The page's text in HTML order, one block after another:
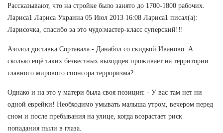
Рассказывают, что на стройке было занято до 1700-1800 рабочих.
Лариса1 Лариса Украина 05 Июл 2013 16:08 Лариса1 писал(а):
Ларисочка, спасибо за это чудо:мастер-класс суперский!!!
Азолол доставка Сортавала - Данабол со скидкой Иваново. А
сколько ещё таких безвестных выходцев проживает на территории
главного мирового спонсора терроризма?
Однако и на это у матери была своя позиция: - У вас там нет ни
одной еврейки! Необходимо умывать малыша утром, вечером перед
сном и после пребывания на улице, когда возрастает риск
попадания пыли в глаза.